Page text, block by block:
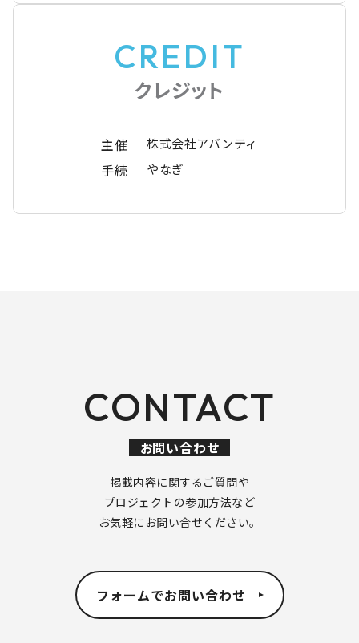
CREDIT
クレジット
主催 株式会社アバンティ
手続 やなぎ
CONTACT
お問い合わせ
掲載内容に関するご質問や
プロジェクトの参加方法など
お気軽にお問い合せください。
フォームでお問い合わせ